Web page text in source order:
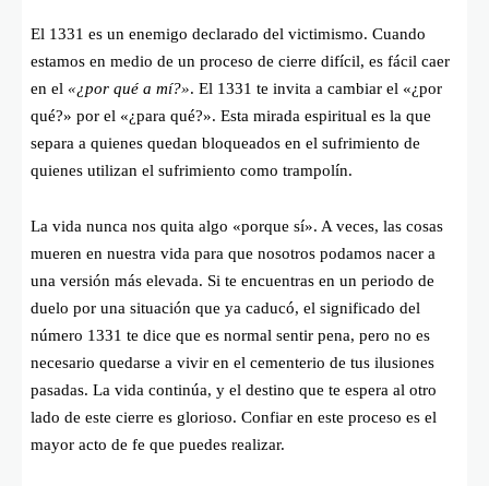
El 1331 es un enemigo declarado del victimismo. Cuando
estamos en medio de un proceso de cierre difícil, es fácil caer
en el «¿por qué a mí?». El 1331 te invita a cambiar el «¿por
qué?» por el «¿para qué?». Esta mirada espiritual es la que
separa a quienes quedan bloqueados en el sufrimiento de
quienes utilizan el sufrimiento como trampolín.
La vida nunca nos quita algo «porque sí». A veces, las cosas
mueren en nuestra vida para que nosotros podamos nacer a
una versión más elevada. Si te encuentras en un periodo de
duelo por una situación que ya caducó, el significado del
número 1331 te dice que es normal sentir pena, pero no es
necesario quedarse a vivir en el cementerio de tus ilusiones
pasadas. La vida continúa, y el destino que te espera al otro
lado de este cierre es glorioso. Confiar en este proceso es el
mayor acto de fe que puedes realizar.